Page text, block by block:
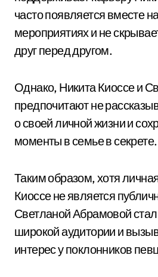
часто появляется вместе
мероприятиях и не
друг перед другом.
Однако, Никита Киоссе и
предпочитают не
о своей личной жизни и
моменты в семье в секрете.
Таким образом, хотя
Киоссе не является
Светланой Абрамовой стал
широкой аудитории и
интерес у поклонников